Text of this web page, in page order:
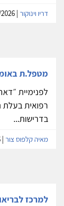
דריו וינוקור
מטפל.ת
לפנימיית
רפואית בעלת
בדרישות...
מאיה קלפוס צור
למרכז